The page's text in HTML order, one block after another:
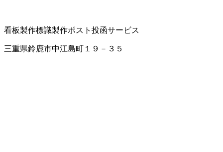
看板製作標識製作ポスト投函サービス
三重県鈴鹿市中江島町１９－３５